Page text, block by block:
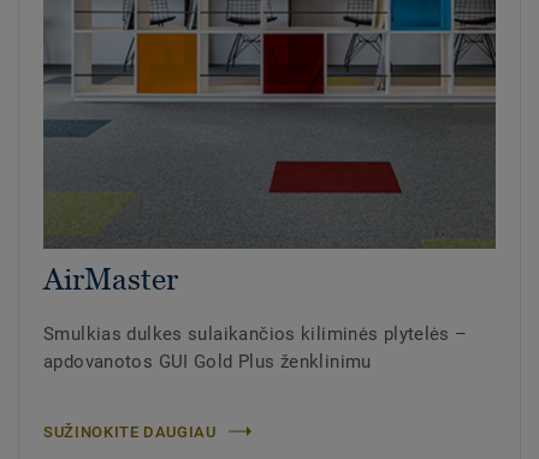
AirMaster
Smulkias dulkes sulaikančios kiliminės plytelės –
apdovanotos GUI Gold Plus ženklinimu
SUŽINOKITE DAUGIAU